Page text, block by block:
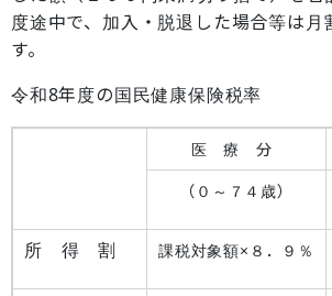
度途中で、加入・脱退した場合等は月
す。
令和8年度の国民健康保険税率
医 療 分
（０～７４歳）
所 得 割 課税対象額×８．９％